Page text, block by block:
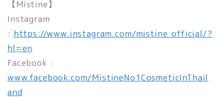
【Mistine】
Instagram
: https://www.instagram.com/mistine_official/?
hl=en
Facebook :
www.facebook.com/MistineNo1CosmeticInThail
and